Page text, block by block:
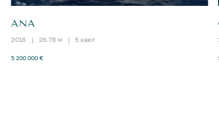
ANA
2018 | 26.78 м | 5 кают
5 200 000 €